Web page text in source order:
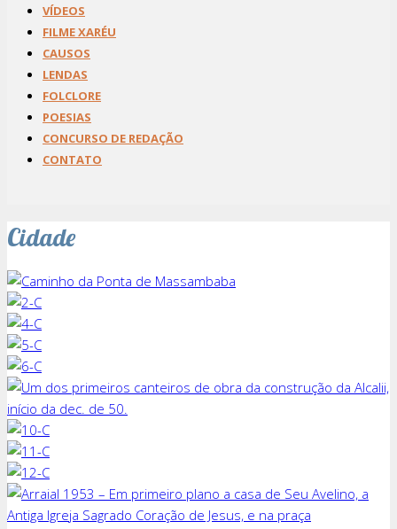
VÍDEOS
FILME XARÉU
CAUSOS
LENDAS
FOLCLORE
POESIAS
CONCURSO DE REDAÇÃO
CONTATO
Cidade